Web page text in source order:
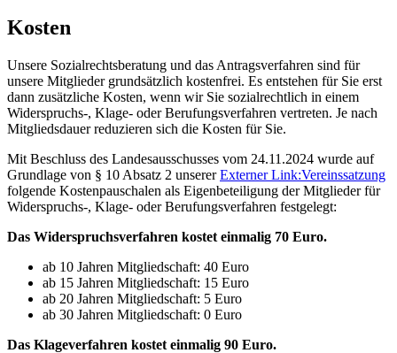
Kosten
Unsere Sozialrechtsberatung und das Antragsverfahren sind für
unsere Mitglieder grundsätzlich kostenfrei. Es entstehen für Sie erst
dann zusätzliche Kosten, wenn wir Sie sozialrechtlich in einem
Widerspruchs-, Klage- oder Berufungsverfahren vertreten. Je nach
Mitgliedsdauer reduzieren sich die Kosten für Sie.
Mit Beschluss des Landesausschusses vom 24.11.2024 wurde auf
Grundlage von § 10 Absatz 2 unsererExterner Link:Vereinssatzung
folgende Kostenpauschalen als Eigenbeteiligung der Mitglieder für
Widerspruchs-, Klage- oder Berufungsverfahren festgelegt:
Das Widerspruchsverfahren kostet einmalig 70 Euro.
ab 10 Jahren Mitgliedschaft: 40 Euro
ab 15 Jahren Mitgliedschaft: 15 Euro
ab 20 Jahren Mitgliedschaft: 5 Euro
ab 30 Jahren Mitgliedschaft: 0 Euro
Das Klageverfahren kostet einmalig 90 Euro.